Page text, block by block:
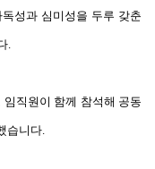
성과 심미성을 두루 갖춘
.
직원이 함께 참석해 공동
습니다.